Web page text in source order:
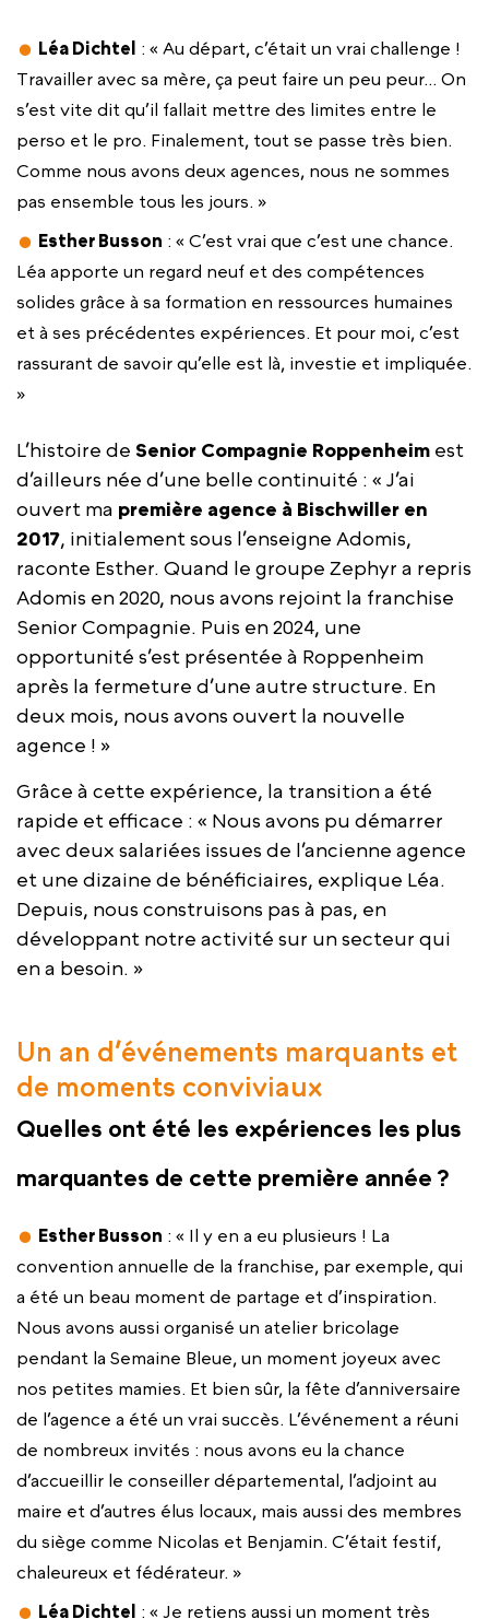
Léa Dichtel
: « Au départ, c’était un vrai challenge !
Travailler avec sa mère, ça peut faire un peu peur… On
s’est vite dit qu’il fallait mettre des limites entre le
perso et le pro. Finalement, tout se passe très bien.
Comme nous avons deux agences, nous ne sommes
pas ensemble tous les jours. »
Esther Busson : « C’est vrai que c’est une chance.
Léa apporte un regard neuf et des compétences
solides grâce à sa formation en ressources humaines
et à ses précédentes expériences. Et pour moi, c’est
rassurant de savoir qu’elle est là, investie et impliquée.
»
L’histoire de Senior Compagnie Roppenheim est
d’ailleurs née d’une belle continuité : « J’ai
ouvert ma première agence à Bischwiller en
2017, initialement sous l’enseigne Adomis,
raconte Esther. Quand le groupe Zephyr a repris
Adomis en 2020, nous avons rejoint la franchise
Senior Compagnie. Puis en 2024, une
opportunité s’est présentée à Roppenheim
après la fermeture d’une autre structure. En
deux mois, nous avons ouvert la nouvelle
agence ! »
Grâce à cette expérience, la transition a été
rapide et efficace : « Nous avons pu démarrer
avec deux salariées issues de l’ancienne agence
et une dizaine de bénéficiaires, explique Léa.
Depuis, nous construisons pas à pas, en
développant notre activité sur un secteur qui
en a besoin. »
Un an d’événements marquants et
de moments conviviaux
Quelles ont été les expériences les plus
marquantes de cette première année ?
Esther Busson : « Il y en a eu plusieurs ! La
convention annuelle de la franchise, par exemple, qui
a été un beau moment de partage et d’inspiration.
Nous avons aussi organisé un atelier bricolage
pendant la Semaine Bleue, un moment joyeux avec
nos petites mamies. Et bien sûr, la fête d’anniversaire
de l’agence a été un vrai succès. L’événement a réuni
de nombreux invités : nous avons eu la chance
d’accueillir le conseiller départemental, l’adjoint au
maire et d’autres élus locaux, mais aussi des membres
du siège comme Nicolas et Benjamin. C’était festif,
chaleureux et fédérateur. »
Léa Dichtel
: « Je retiens aussi un moment très